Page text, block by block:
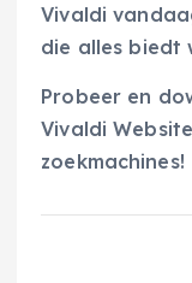
Vivaldi
die alles biedt
Probeer en
Vivaldi
zoekmachines!